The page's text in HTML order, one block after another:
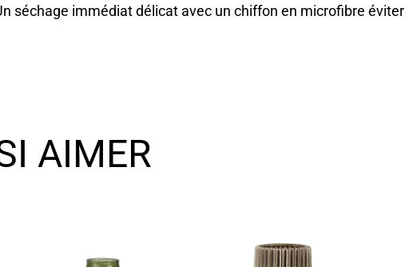
séchage immédiat délicat avec un chiffon en microfibre
AIMER